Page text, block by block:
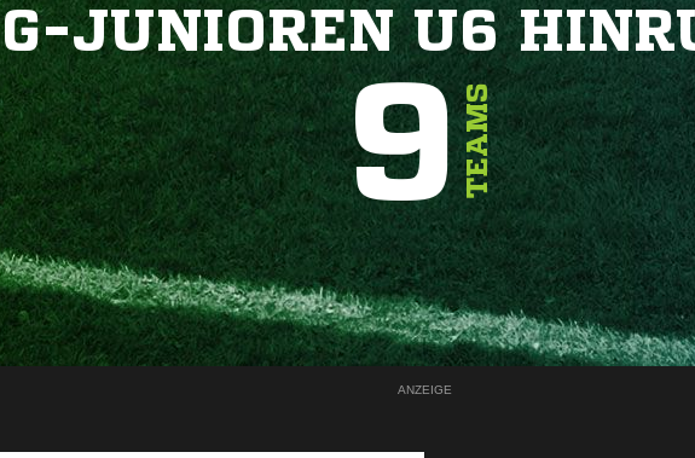
G-JUNIOREN U6
9TEAMS
ANZEIGE